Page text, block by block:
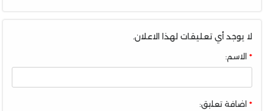
لا يوجد أي تعليقات لهذا الاعلان.
الاسم:
اضافة تعليق: